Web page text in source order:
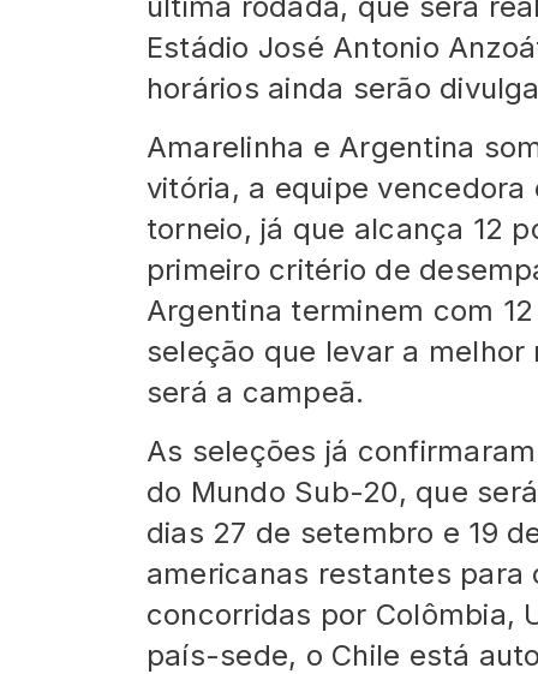
Estádio José Antonio
horários ainda serão
Amarelinha e Argentina
vitória, a equipe vencedora
torneio, já que alcança 12
primeiro critério de
Argentina terminem com
seleção que levar a
será a campeã.
As seleções já
do Mundo Sub-20, que
dias 27 de setembro e 19
americanas restantes para
concorridas por Colômbia,
país-sede, o Chile está